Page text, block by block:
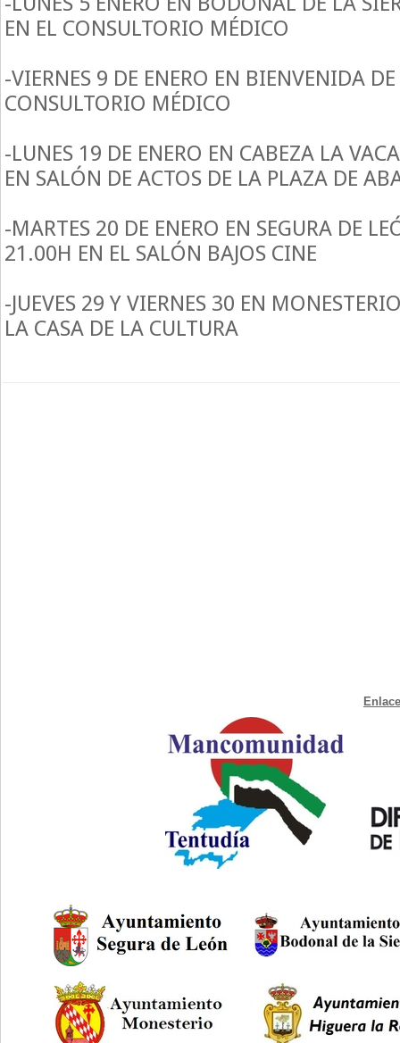
EN EL CONSULTORIO MÉDICO
-VIERNES 9 DE ENERO EN BIENVENIDA
CONSULTORIO MÉDICO
-LUNES 19 DE ENERO EN CABEZA LA
EN SALÓN DE ACTOS DE LA PLAZA DE
-MARTES 20 DE ENERO EN SEGURA DE
21.00H EN EL SALÓN BAJOS CINE
-JUEVES 29 Y VIERNES 30 EN
LA CASA DE LA CULTURA